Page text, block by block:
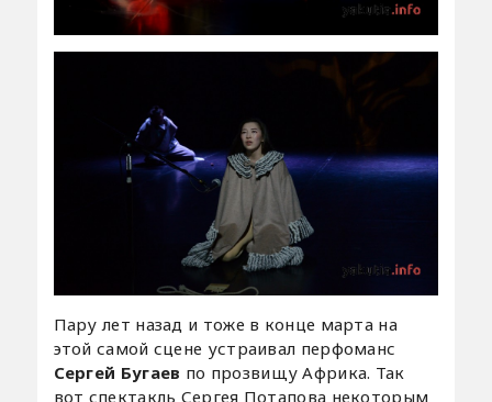
Пару лет назад и тоже в конце марта на
этой самой сцене устраивал перфоманс
Сергей Бугаев по прозвищу Африка. Так
вот спектакль Сергея Потапова некоторым